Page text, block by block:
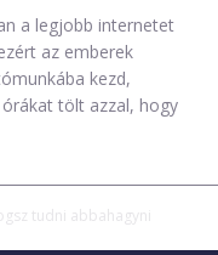
a legjobb internetet
az emberek
kezd,
tölt azzal, hogy
tudni abbahagyni